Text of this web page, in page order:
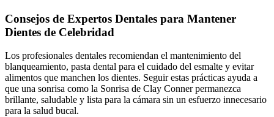
Consejos de Expertos Dentales para Mantener
Dientes de Celebridad
Los profesionales dentales recomiendan el mantenimiento del
blanqueamiento, pasta dental para el cuidado del esmalte y evitar
alimentos que manchen los dientes. Seguir estas prácticas ayuda a
que una sonrisa como la Sonrisa de Clay Conner permanezca
brillante, saludable y lista para la cámara sin un esfuerzo innecesario
para la salud bucal.